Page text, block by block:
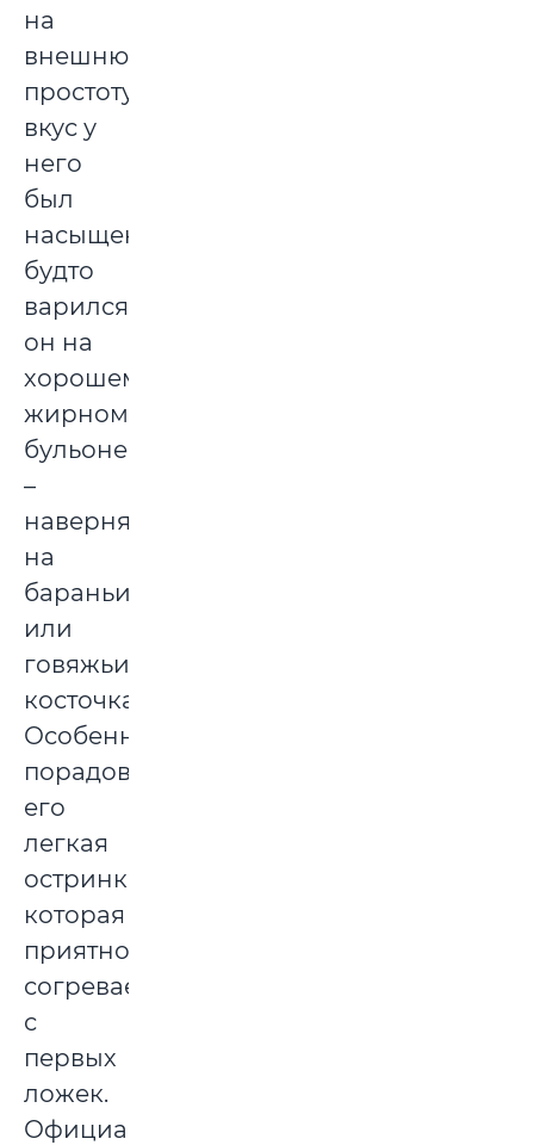
на
внешнюю
простоту,
вкус у
него
был
насыщенный,
будто
варился
он на
хорошем,
жирном
бульоне
–
наверняка
на
бараньих
или
говяжьих
косточках.
Особенно
порадовала
его
легкая
остринка,
которая
приятно
согревает
с
первых
ложек.
Официант